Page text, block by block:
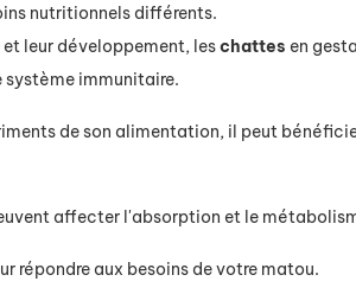
nutritionnels différents.
leur développement, leschattes en
immunitaire.
de son alimentation, il peut
affecter l'absorption et le
répondre aux besoins de votre matou.